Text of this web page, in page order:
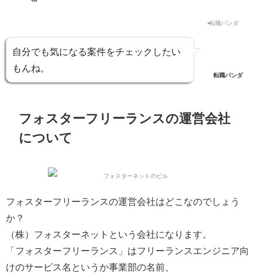
自分でも気になる案件をチェックしたい
もんね。
転職パンダ
フォスターフリーランスの運営会社
について
フォスターフリーランスの運営会社はどこなのでしょう
か？
（株）フォスターネット という会社になります。
「フォスターフリーランス」はフリーランスエンジニア向
けのサービス名というか事業部の名前、